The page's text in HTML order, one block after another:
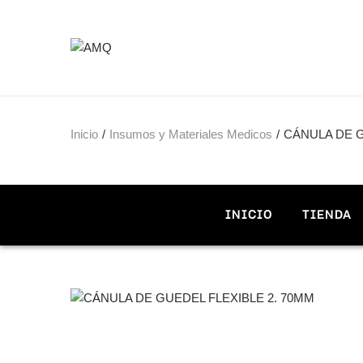
Inicio / Insumos y Materiales Medicos / CÁNULA DE
INICIO TIENDA